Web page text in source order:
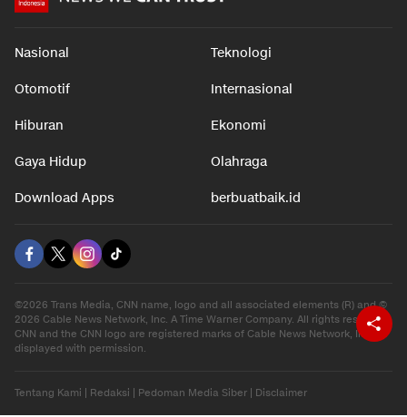
Nasional Teknologi
Otomotif Internasional
Hiburan Ekonomi
Gaya Hidup Olahraga
Download Apps berbuatbaik.id
©2026 Trans Media, CNN name, logo and all associated elements (R) and ©
2026 Cable News Network, Inc. A Time Warner Company. All rights reserved.
CNN and the CNN logo are registered marks of Cable News Network, Inc.,
displayed with permission.
Tentang Kami Redaksi Pedoman Media Siber Disclaimer